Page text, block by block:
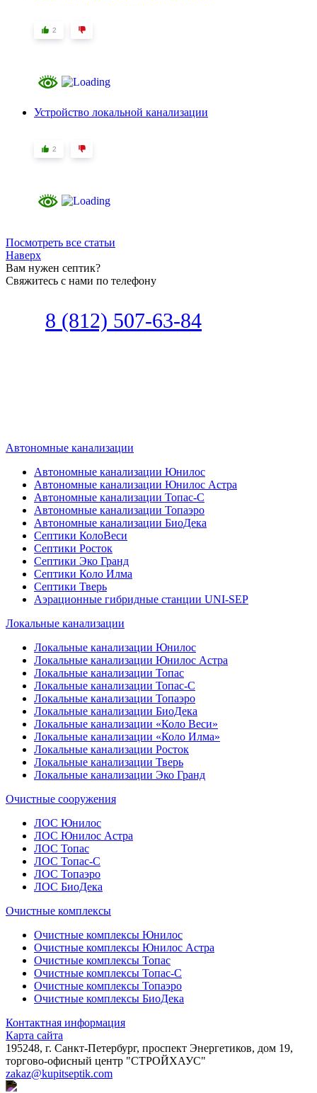
2
Устройство локальной канализации
2
Посмотреть все статьи
Наверх
Вам нужен септик?
Свяжитесь с нами по телефону
8 (812) 507-63-84
Автономные канализации
Автономные канализации Юнилос
Автономные канализации Юнилос Астра
Автономные канализации Топас-С
Автономные канализации Топаэро
Автономные канализации БиоДека
Септики КолоВеси
Септики Росток
Септики Эко Гранд
Септики Коло Илма
Септики Тверь
Аэрационные гибридные станции UNI-SEP
Локальные канализации
Локальные канализации Юнилос
Локальные канализации Юнилос Астра
Локальные канализации Топас
Локальные канализации Топас-С
Локальные канализации Топаэро
Локальные канализации БиоДека
Локальные канализации «Коло Веси»
Локальные канализации «Коло Илма»
Локальные канализации Росток
Локальные канализации Тверь
Локальные канализации Эко Гранд
Очистные сооружения
ЛОС Юнилос
ЛОС Юнилос Астра
ЛОС Топас
ЛОС Топас-С
ЛОС Топаэро
ЛОС БиоДека
Очистные комплексы
Очистные комплексы Юнилос
Очистные комплексы Юнилос Астра
Очистные комплексы Топас
Очистные комплексы Топас-С
Очистные комплексы Топаэро
Очистные комплексы БиоДека
Контактная информация
Карта сайта
195248, г. Санкт-Петербург, проспект Энергетиков, дом 19,
торгово-офисный центр "СТРОЙХАУС"
zakaz@kupitseptik.com